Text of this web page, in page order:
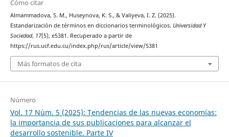
Cómo citar
Almammadova, S. M., Huseynova, K. S., & Valiyeva, I. Z. (2025).
Estandarización de términos en diccionarios terminológicos. Universidad Y
Sociedad, 17(5), e5381. Recuperado a partir de
https://rus.ucf.edu.cu/index.php/rus/article/view/5381
Más formatos de cita
Número
Vol. 17 Núm. 5 (2025): Tendencias de las nuevas economías:
la importancia de sus publicaciones para alcanzar el
desarrollo sostenible. Parte IV